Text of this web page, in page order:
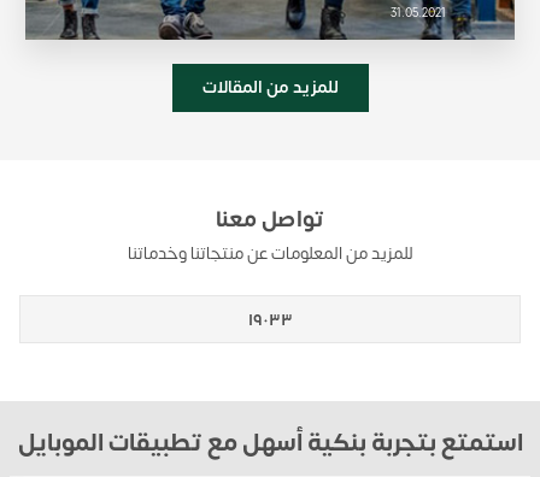
31.05.2021
للمزيد من المقالات
تواصل معنا
للمزيد من المعلومات عن منتجاتنا وخدماتنا
١٩٠٣٣
استمتع بتجربة بنكية أسهل مع تطبيقات الموبايل